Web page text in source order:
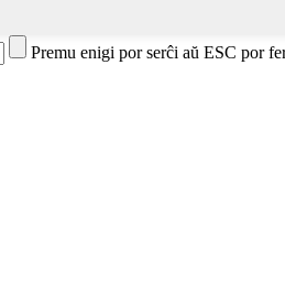
Premu enigi por serĉi aŭ ESC por